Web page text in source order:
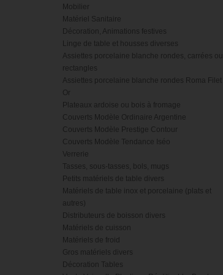
Mobilier
Matériel Sanitaire
Décoration, Animations festives
Linge de table et housses diverses
Assiettes porcelaine blanche rondes, carrées ou
rectangles
Assiettes porcelaine blanche rondes Roma Filet
Or
Plateaux ardoise ou bois à fromage
Couverts Modèle Ordinaire Argentine
Couverts Modèle Prestige Contour
Couverts Modèle Tendance Iséo
Verrerie
Tasses, sous-tasses, bols, mugs
Petits matériels de table divers
Matériels de table inox et porcelaine (plats et
autres)
Distributeurs de boisson divers
Matériels de cuisson
Matériels de froid
Gros matériels divers
Décoration Tables